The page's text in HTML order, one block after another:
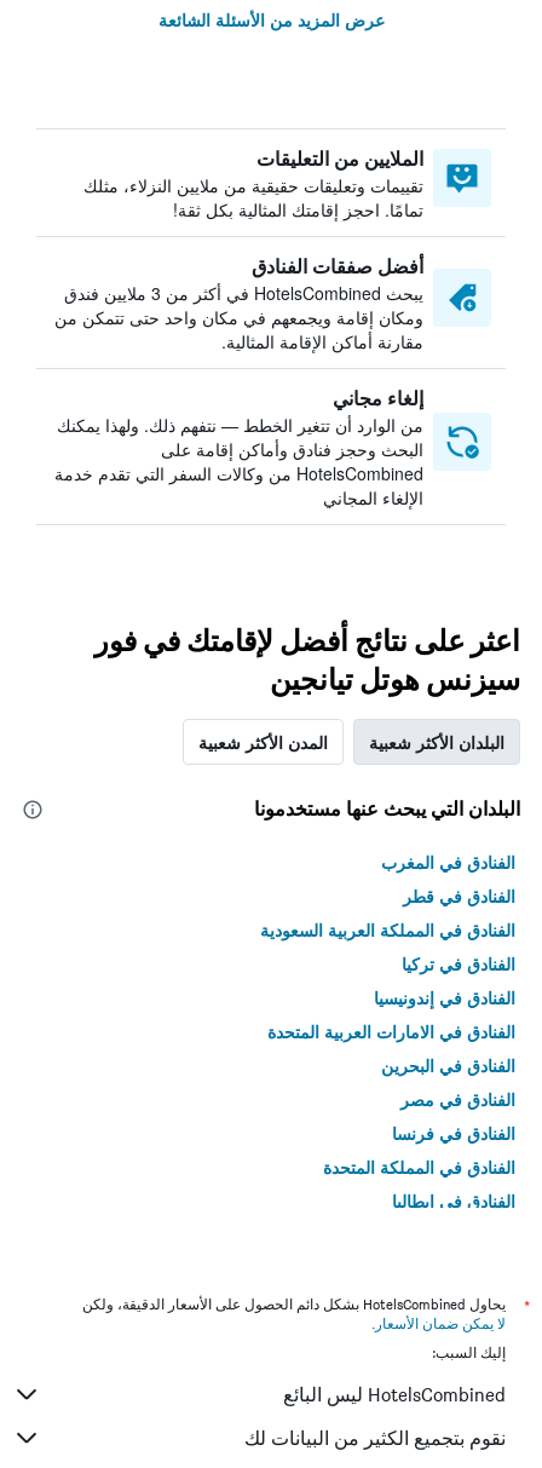
عرض المزيد من الأسئلة الشائعة
الملايين من التعليقات
تقييمات وتعليقات حقيقية من ملايين النزلاء، مثلك
تمامًا. احجز إقامتك المثالية بكل ثقة!
أفضل صفقات الفنادق
يبحث HotelsCombined في أكثر من 3 ملايين فندق
ومكان إقامة ويجمعهم في مكان واحد حتى تتمكن من
مقارنة أماكن الإقامة المثالية.
إلغاء مجاني
من الوارد أن تتغير الخطط — نتفهم ذلك. ولهذا يمكنك
البحث وحجز فنادق وأماكن إقامة على
HotelsCombined من وكالات السفر التي تقدم خدمة
الإلغاء المجاني
اعثر على نتائج أفضل لإقامتك في فور
سيزنس هوتل تيانجين
البلدان الأكثر شعبية المدن الأكثر شعبية
البلدان التي يبحث عنها مستخدمونا
الفنادق في المغرب
الفنادق في قطر
الفنادق في المملكة العربية السعودية
الفنادق في تركيا
الفنادق في إندونيسيا
الفنادق في الامارات العربية المتحدة
الفنادق في البحرين
الفنادق في مصر
الفنادق في فرنسا
الفنادق في المملكة المتحدة
الفنادق في إيطاليا
*
يحاول HotelsCombined بشكل دائم الحصول على الأسعار الدقيقة، ولكن
لا يمكن ضمان الأسعار .
إليك السبب:
HotelsCombined ليس البائع
نقوم بتجميع الكثير من البيانات لك